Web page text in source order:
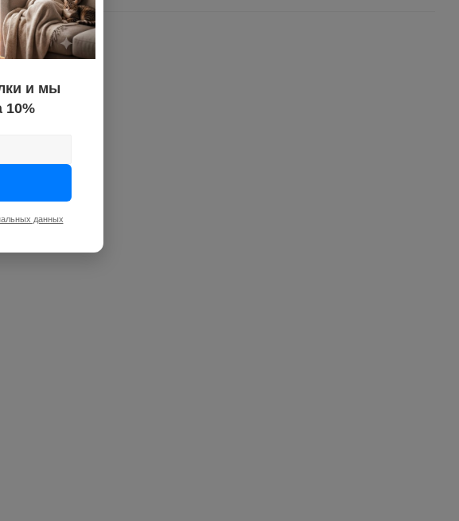
и мы
10%
данных